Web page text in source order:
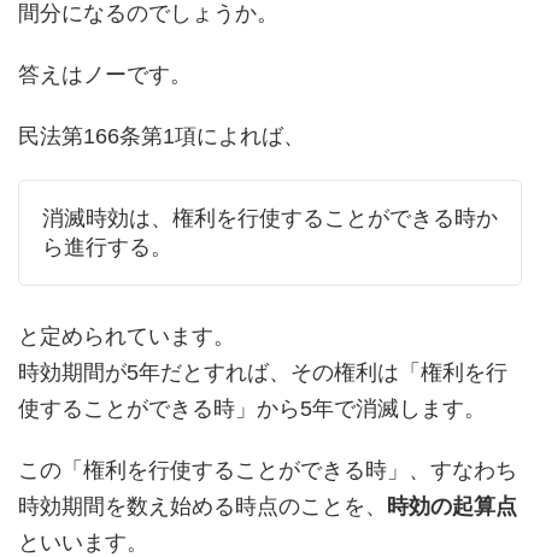
間分になるのでしょうか。
答えはノーです。
民法第166条第1項によれば、
消滅時効は、権利を行使することができる時か
ら進行する。
と定められています。
時効期間が5年だとすれば、その権利は「権利を行
使することができる時」から5年で消滅します。
この「権利を行使することができる時」、すなわち
時効期間を数え始める時点のことを、 時効の起算点
といいます。